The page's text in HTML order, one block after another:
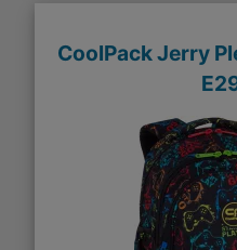
CoolPack Jerry